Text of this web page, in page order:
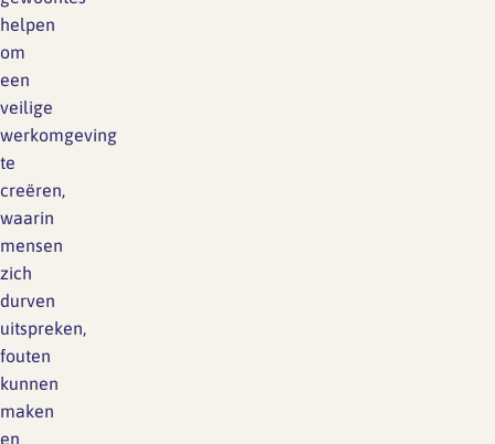
helpen
om
een
veilige
werkomgeving
te
creëren,
waarin
mensen
zich
durven
uitspreken,
fouten
kunnen
maken
en